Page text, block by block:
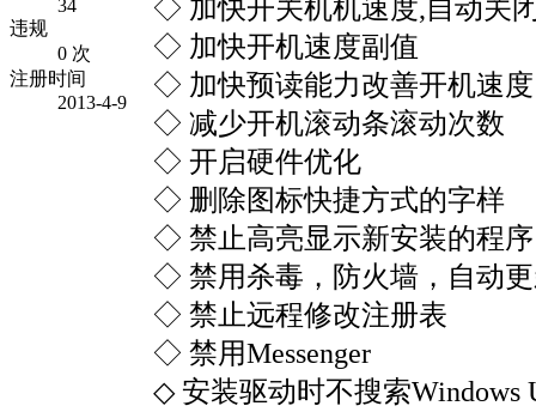
34
违规
0 次
注册时间
2013-4-9
◇ 加快开关机机速度,自动关
◇ 加快开机速度副值
◇ 加快预读能力改善开机速度
◇ 减少开机滚动条滚动次数
◇ 开启硬件优化
◇ 删除图标快捷方式的字样
◇ 禁止高亮显示新安装的程
◇ 禁用杀毒，防火墙，自动
◇ 禁止远程修改注册表
◇ 禁用Messenger
◇ 安装驱动时不搜索Windows